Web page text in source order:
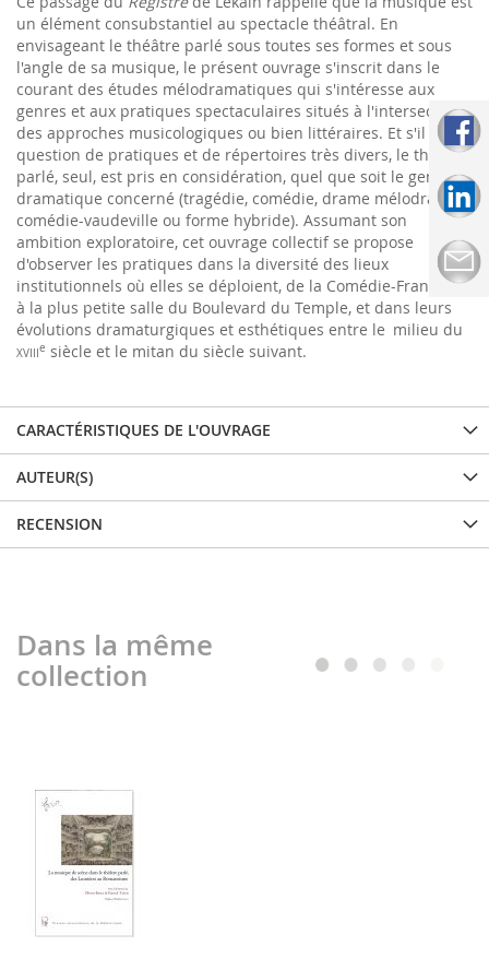
un élément consubstantiel au spectacle théâtral. En
envisageant le théâtre parlé sous toutes ses formes et sous
l'angle de sa musique, le présent ouvrage s'inscrit dans le
courant des études mélodramatiques qui s'intéresse aux
genres et aux pratiques spectaculaires situés à l'intersection
des approches musicologiques ou bien littéraires. Et s'il est
question de pratiques et de répertoires très divers, le théâtre
parlé, seul, est pris en considération, quel que soit le genre
dramatique concerné (tragédie, comédie, drame mélodrame,
comédie-vaudeville ou forme hybride). Assumant son
ambition exploratoire, cet ouvrage collectif se propose
d'observer les pratiques dans la diversité des lieux
institutionnels où elles se déploient, de la Comédie-Française
à la plus petite salle du Boulevard du Temple, et dans leurs
évolutions dramaturgiques et esthétiques entre le milieu du
xviiie siècle et le mitan du siècle suivant.
CARACTÉRISTIQUES DE L'OUVRAGE
AUTEUR(S)
RECENSION
Dans la même
collection